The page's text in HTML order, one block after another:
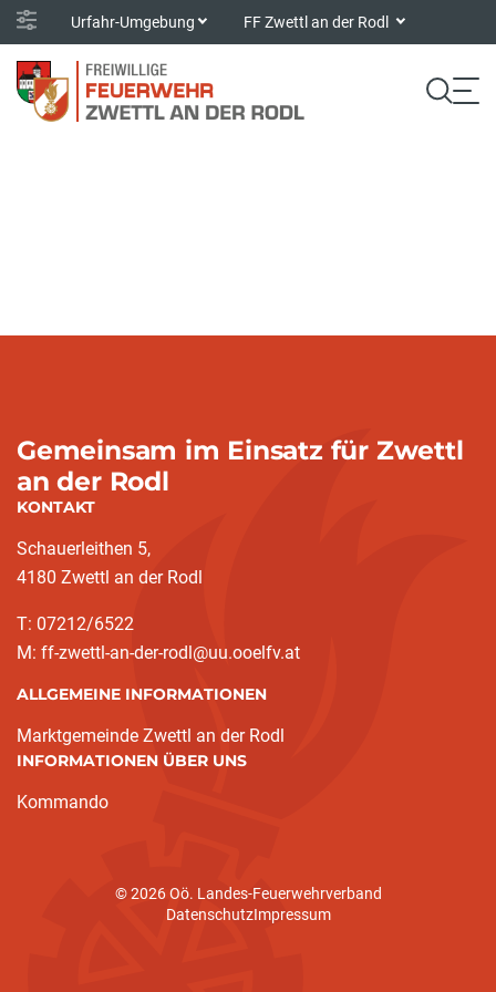
Urfahr-Umgebung FF Zwettl an der Rodl
Gemeinsam im Einsatz für Zwettl
an der Rodl
KONTAKT
Schauerleithen 5,
4180 Zwettl an der Rodl
T: 07212/6522
M: ff-zwettl-an-der-rodl@uu.ooelfv.at
ALLGEMEINE INFORMATIONEN
Marktgemeinde Zwettl an der Rodl
INFORMATIONEN ÜBER UNS
Kommando(current)
© 2026 Oö. Landes-Feuerwehrverband
DatenschutzImpressum